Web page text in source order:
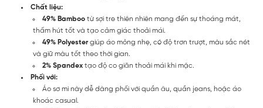
Chất liệu:
49% Bamboo từ sợi tre thiên nhiên mang đến sự thoáng mát,
thấm hút tốt và tạo cảm giác thoải mái.
49% Polyester giúp áo mỏng nhẹ, có độ trơn trượt, màu sắc nét
và giữ màu tốt theo thời gian.
2% Spandex tạo độ co giãn thoải mái khi mặc.
Phối với:
Áo sơ mi này dễ dàng phối với quần âu, quần jeans, hoặc áo
khoác casual.